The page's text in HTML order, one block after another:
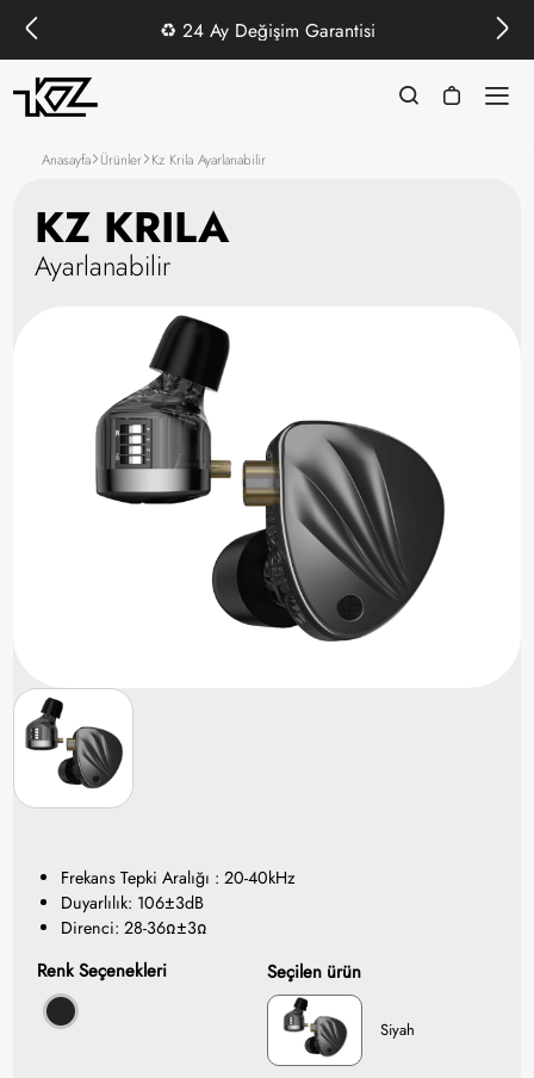
♻️ 24 Ay Değişim Garantisi
Anasayfa Ürünler Kz Krila Ayarlanabilir
KZ KRILA
Ayarlanabilir
Frekans Tepki Aralığı : 20-40kHz
Duyarlılık: 106±3dB
Direnci: 28-36Ω±3Ω
Renk Seçenekleri Seçilen ürün
Siyah